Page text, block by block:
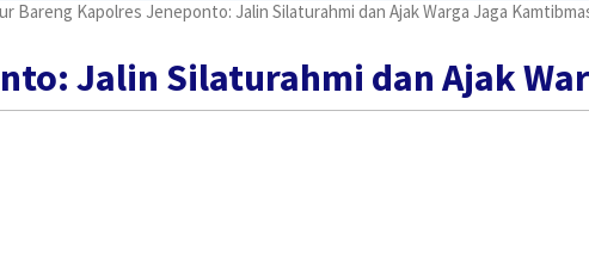
Bareng Kapolres Jeneponto: Jalin Silaturahmi dan Ajak Warga Jaga
Jalin Silaturahmi dan Ajak